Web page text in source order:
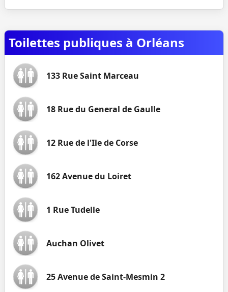
Toilettes publiques à Orléans
133 Rue Saint Marceau
18 Rue du General de Gaulle
12 Rue de l'Ile de Corse
162 Avenue du Loiret
1 Rue Tudelle
Auchan Olivet
25 Avenue de Saint-Mesmin 2